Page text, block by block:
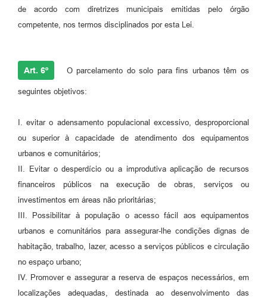
de acordo com diretrizes municipais emitidas pelo órgão
competente, nos termos disciplinados por esta Lei.
Art. 6º O parcelamento do solo para fins urbanos têm os
seguintes objetivos:
I. evitar o adensamento populacional excessivo, desproporcional
ou superior à capacidade de atendimento dos equipamentos
urbanos e comunitários;
II. Evitar o desperdício ou a improdutiva aplicação de recursos
financeiros públicos na execução de obras, serviços ou
investimentos em áreas não prioritárias;
III. Possibilitar à população o acesso fácil aos equipamentos
urbanos e comunitários para assegurar-lhe condições dignas de
habitação, trabalho, lazer, acesso a serviços públicos e circulação
no espaço urbano;
IV. Promover e assegurar a reserva de espaços necessários, em
localizações adequadas, destinada ao desenvolvimento das